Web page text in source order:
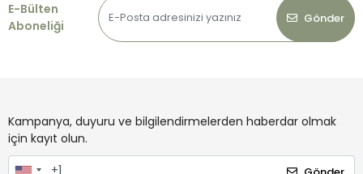
E-Bülten
Aboneliği
Gönder
Kampanya, duyuru ve bilgilendirmelerden haberdar olmak
için kayıt olun.